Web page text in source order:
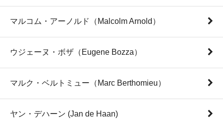
マルコム・アーノルド（Malcolm Arnold）
ウジェーヌ・ボザ（Eugene Bozza）
マルク・ベルトミュー（Marc Berthomieu）
ヤン・デハーン (Jan de Haan)